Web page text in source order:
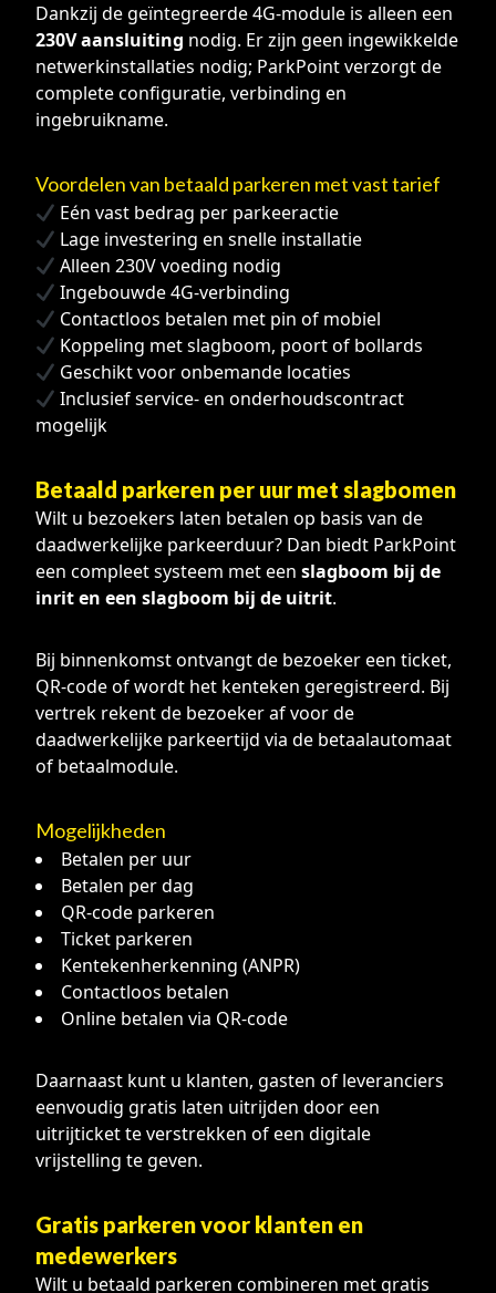
Dankzij de geïntegreerde 4G-module is alleen een
230V aansluiting nodig. Er zijn geen ingewikkelde
netwerkinstallaties nodig; ParkPoint verzorgt de
complete configuratie, verbinding en
ingebruikname.
Voordelen van betaald parkeren met vast tarief
Eén vast bedrag per parkeeractie
Lage investering en snelle installatie
Alleen 230V voeding nodig
Ingebouwde 4G-verbinding
Contactloos betalen met pin of mobiel
Koppeling met slagboom, poort of bollards
Geschikt voor onbemande locaties
Inclusief service- en onderhoudscontract
mogelijk
Betaald parkeren per uur met slagbomen
Wilt u bezoekers laten betalen op basis van de
daadwerkelijke parkeerduur? Dan biedt ParkPoint
een compleet systeem met een slagboom bij de
inrit en een slagboom bij de uitrit.
Bij binnenkomst ontvangt de bezoeker een ticket,
QR-code of wordt het kenteken geregistreerd. Bij
vertrek rekent de bezoeker af voor de
daadwerkelijke parkeertijd via de betaalautomaat
of betaalmodule.
Mogelijkheden
Betalen per uur
Betalen per dag
QR-code parkeren
Ticket parkeren
Kentekenherkenning (ANPR)
Contactloos betalen
Online betalen via QR-code
Daarnaast kunt u klanten, gasten of leveranciers
eenvoudig gratis laten uitrijden door een
uitrijticket te verstrekken of een digitale
vrijstelling te geven.
Gratis parkeren voor klanten en
medewerkers
Wilt u betaald parkeren combineren met gratis